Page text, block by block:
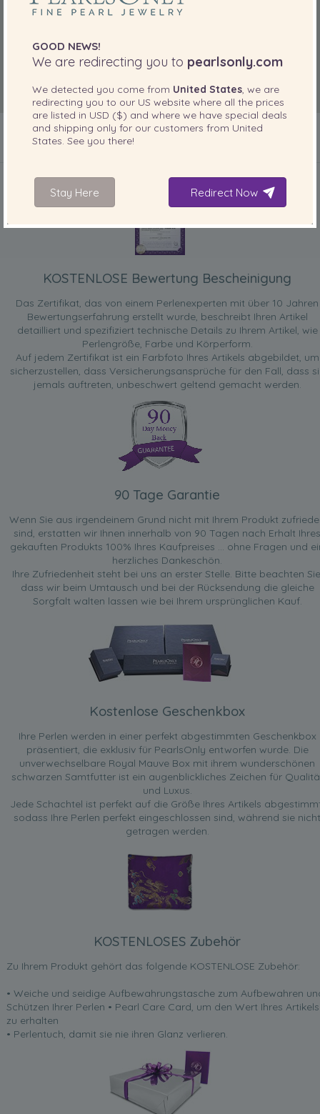
KOSTENLOSE Bewertung Bescheinigung
Das Zertifikat, das von einem Perlenexperten mit über 10 Jahren
Bewertungserfahrung erstellt wurde, beschreibt Ihren Artikel
detailliert und spezifiziert technische Details zu Ihrem Artikel, wie
Perlengröße, Farbe und Körperform.
Auf jedem Zertifikat ist ein Farbfoto Ihres Artikels abgebildet, um
sicherzustellen, dass Versicherungsansprüche für den Fall, dass
jemals auftreten, unbeschwert geltend gemacht werden.
90 Tage Garantie
Wenn Sie aus irgendeinem Grund nicht mit Ihrem Produkt
sind, erstatten wir Ihnen innerhalb von 90 Tagen nach Erhalt Ihres
gekauften Produkts 100% Ihres Kaufpreises ... ohne Fragen und
herzliches Dankeschön.
Ihre Zufriedenheit steht bei uns an erster Stelle. Bitte beachten
dass wir beim Umtausch und bei der Rücksendung die gleiche
Sorgfalt walten lassen wie bei Ihrem ursprünglichen Kauf.
Kostenlose Geschenkbox
Ihre Perlen werden in einer perfekt abgestimmten Geschenkbox
präsentiert, die exklusiv für PearlsOnly entworfen wurde. Die
unverwechselbare Royal Mauve Box mit ihrem wunderschönen
schwarzen Samtfutter ist ein augenblickliches Zeichen für
und Luxus.
Jede Schachtel ist perfekt auf die Größe Ihres Artikels
sodass Ihre Perlen perfekt eingeschlossen sind, während sie nicht
getragen werden.
KOSTENLOSES Zubehör
Zu Ihrem Produkt gehört das folgende KOSTENLOSE Zubehör:
• Weiche und seidige Aufbewahrungstasche zum Aufbewahren
Schützen Ihrer Perlen • Pearl Care Card, um den Wert Ihres Artikels
zu erhalten
• Perlentuch, damit sie nie ihren Glanz verlieren.
GOOD NEWS!
We are redirecting you to pearlsonly.com
We detected you come from United States, we are
redirecting you to our US website where all the prices
are listed in USD ($) and where we have special deals
and shipping only for our customers from United
States. See you there!
Stay Here Redirect Now